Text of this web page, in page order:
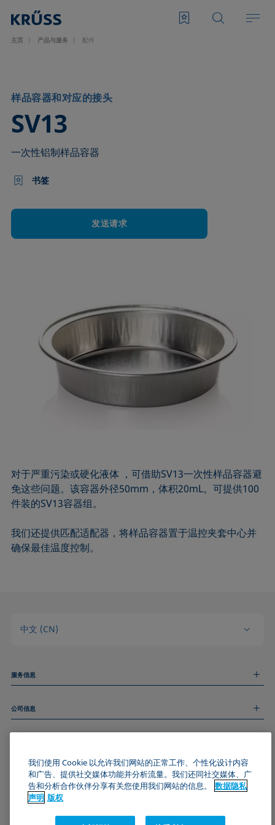
主页 产品与服务 配件
样品容器和对应的接头
SV13
–
一次性铝制样品容器
书签
发送请求
对于严重污染或硬化液体 ，可借助SV13一次性样品容器避
免这些问题。该容器外径50mm，体积20mL。可提供100
件装的SV13容器组。
我们还提供匹配适配器，将样品容器置于温控夹套中心并
确保最佳温度控制。
中文 (CN)
服务信息
技术服务
和我们取得联系
公司信息
关于我们
数据隐私声明
Cookie政策
加入KRÜSS社区
我们使用 Cookie 以允许我们网站的正常工作、个性化设计内容
和广告、提供社交媒体功能并分析流量。我们还同社交媒体、广
告和分析合作伙伴分享有关您使用我们网站的信息。
数据隐私
声明 版权